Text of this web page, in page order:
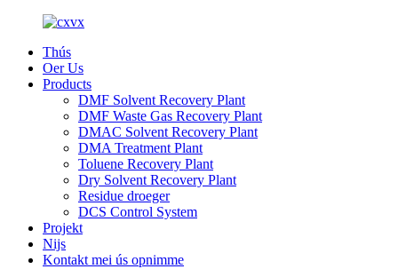
Thús
Oer Us
Products
DMF Solvent Recovery Plant
DMF Waste Gas Recovery Plant
DMAC Solvent Recovery Plant
DMA Treatment Plant
Toluene Recovery Plant
Dry Solvent Recovery Plant
Residue droeger
DCS Control System
Projekt
Nijs
Kontakt mei ús opnimme